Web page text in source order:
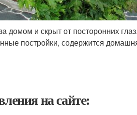
домом и скрыт от посторонних
постройки, содержится
на сайте: